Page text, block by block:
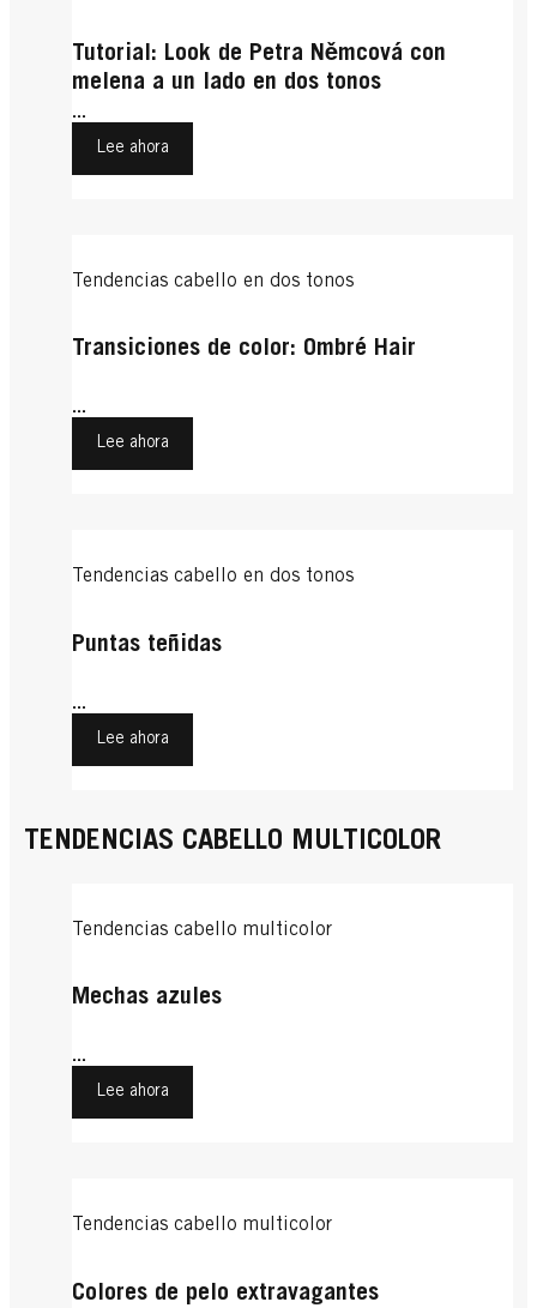
Tutorial: Look de Petra Němcová con
melena a un lado en dos tonos
...
Lee ahora
Tendencias cabello en dos tonos
Transiciones de color: Ombré Hair
...
Lee ahora
Tendencias cabello en dos tonos
Puntas teñidas
...
Lee ahora
TENDENCIAS CABELLO MULTICOLOR
Tendencias cabello multicolor
Mechas azules
...
Lee ahora
Tendencias cabello multicolor
Colores de pelo extravagantes